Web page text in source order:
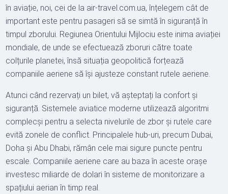
în aviație, noi, cei de la air-travel.com.ua, înțelegem cât de
important este pentru pasageri să se simtă în siguranță în
timpul zborului. Regiunea Orientului Mijlociu este inima aviației
mondiale, de unde se efectuează zboruri către toate
colțurile planetei, însă situația geopolitică forțează
companiile aeriene să își ajusteze constant rutele aeriene.
Atunci când rezervați un bilet, vă așteptați la confort și
siguranță. Sistemele aviatice moderne utilizează algoritmi
complecși pentru a selecta nivelurile de zbor și rutele care
evită zonele de conflict. Principalele hub-uri, precum Dubai,
Doha și Abu Dhabi, rămân cele mai sigure puncte pentru
escale. Companiile aeriene care au baza în aceste orașe
investesc miliarde de dolari în sisteme de monitorizare a
spațiului aerian în timp real.